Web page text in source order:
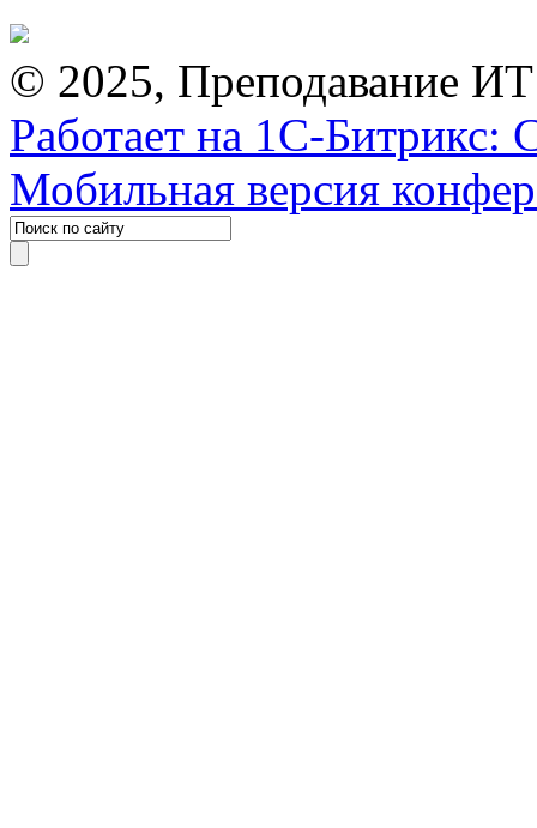
© 2025, Преподавание
Работает на 1С-Битрикс:
Мобильная версия